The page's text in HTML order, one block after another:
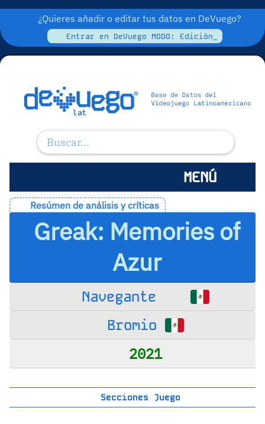
¿Quieres añadir o editar tus datos en DeVuego?
Entrar en DeVuego MODO: Edición_
MENÚ
Resúmen de análisis y críticas
Greak: Memories of
Azur
Navegante
Bromio
2021
Secciones Juego